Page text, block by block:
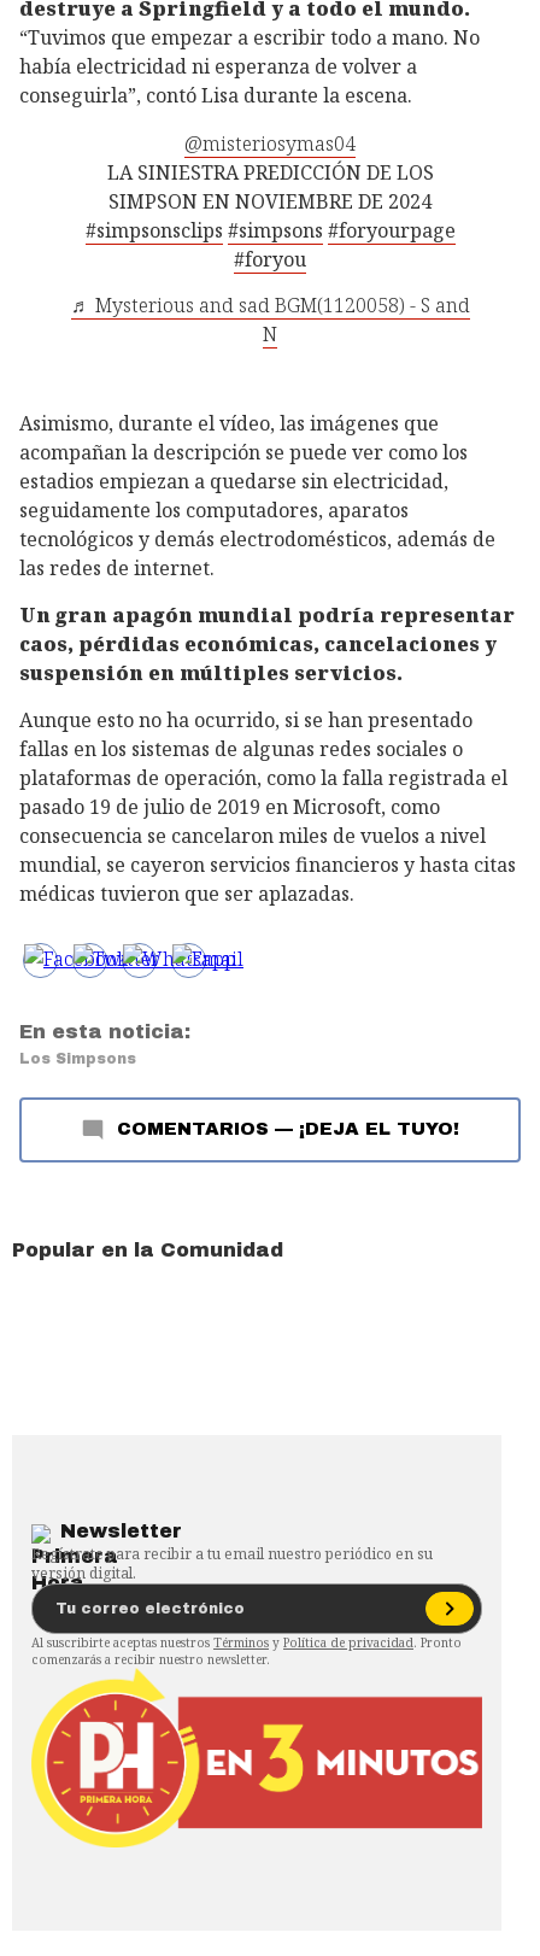
destruye a Springfield y a todo el mundo.
“Tuvimos que empezar a escribir todo a mano. No
había electricidad ni esperanza de volver a
conseguirla”, contó Lisa durante la escena.
@misteriosymas04
LA SINIESTRA PREDICCIÓN DE LOS
SIMPSON EN NOVIEMBRE DE 2024
#simpsonsclips #simpsons #foryourpage
#foryou
♬ Mysterious and sad BGM(1120058) - S and
N
Asimismo, durante el vídeo, las imágenes que
acompañan la descripción se puede ver como los
estadios empiezan a quedarse sin electricidad,
seguidamente los computadores, aparatos
tecnológicos y demás electrodomésticos, además de
las redes de internet.
Un gran apagón mundial podría representar
caos, pérdidas económicas, cancelaciones y
suspensión en múltiples servicios.
Aunque esto no ha ocurrido, si se han presentado
fallas en los sistemas de algunas redes sociales o
plataformas de operación, como la falla registrada el
pasado 19 de julio de 2019 en Microsoft, como
consecuencia se cancelaron miles de vuelos a nivel
mundial, se cayeron servicios financieros y hasta citas
médicas tuvieron que ser aplazadas.
En esta noticia:
Los Simpsons
COMENTARIOS — ¡DEJA EL TUYO!
Popular en la Comunidad
Newsletter
Regístrate para recibir a tu email nuestro periódico en su
versión digital.
Al suscribirte aceptas nuestros Términos y Política de privacidad. Pronto
comenzarás a recibir nuestro newsletter.